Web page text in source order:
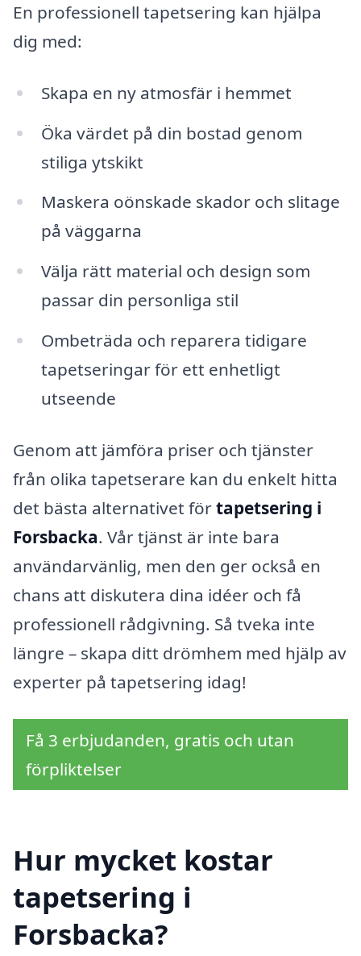
En professionell tapetsering kan hjälpa
dig med:
Skapa en ny atmosfär i hemmet
Öka värdet på din bostad genom
stiliga ytskikt
Maskera oönskade skador och slitage
på väggarna
Välja rätt material och design som
passar din personliga stil
Ombeträda och reparera tidigare
tapetseringar för ett enhetligt
utseende
Genom att jämföra priser och tjänster
från olika tapetserare kan du enkelt hitta
det bästa alternativet förtapetsering i
Forsbacka. Vår tjänst är inte bara
användarvänlig, men den ger också en
chans att diskutera dina idéer och få
professionell rådgivning. Så tveka inte
längre – skapa ditt drömhem med hjälp av
experter på tapetsering idag!
Få 3 erbjudanden, gratis och utan
förpliktelser
Hur mycket kostar
tapetsering i
Forsbacka?